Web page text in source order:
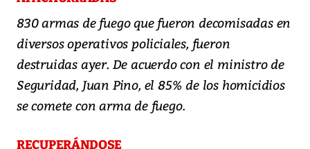
830 armas de fuego que fueron decomisadas en
diversos operativos policiales, fueron
destruidas ayer. De acuerdo con el ministro de
Seguridad, Juan Pino, el 85% de los homicidios
se comete con arma de fuego.
RECUPERÁNDOSE